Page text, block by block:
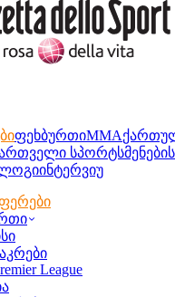
ფეხბურთიMMA
სპორტსმენები
ინტერვიუ
League